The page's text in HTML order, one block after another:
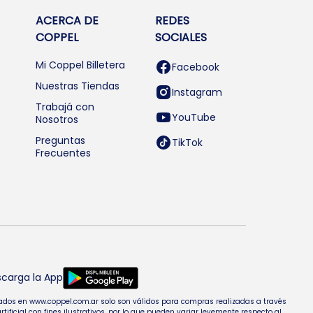
ACERCA DE
COPPEL
Mi Coppel Billetera
Nuestras Tiendas
Trabajá con
Nosotros
Preguntas
Frecuentes
REDES
SOCIALES
Facebook
Instagram
YouTube
TikTok
la App
en www.coppel.com.ar solo son válidos para compras realizadas a través